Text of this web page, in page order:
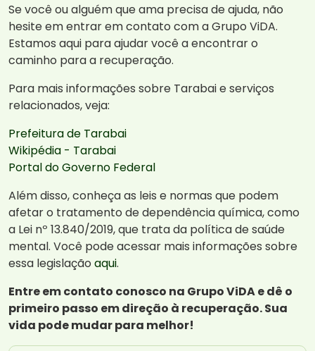
Se você ou alguém que ama precisa de ajuda, não
hesite em entrar em contato com a Grupo ViDA.
Estamos aqui para ajudar você a encontrar o
caminho para a recuperação.
Para mais informações sobre Tarabai e serviços
relacionados, veja:
Prefeitura de Tarabai
Wikipédia - Tarabai
Portal do Governo Federal
Além disso, conheça as leis e normas que podem
afetar o tratamento de dependência química, como
a Lei nº 13.840/2019, que trata da política de saúde
mental. Você pode acessar mais informações sobre
essa legislação aqui.
Entre em contato conosco na Grupo ViDA e dê o
primeiro passo em direção à recuperação. Sua
vida pode mudar para melhor!